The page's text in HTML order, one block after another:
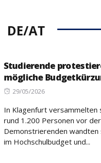
DE/AT
Studierende
mögliche
Posted
29/05/2026
In Klagenfurt versammelten
rund 1.200 Personen vor
Demonstrierenden wandten
im Hochschulbudget und...